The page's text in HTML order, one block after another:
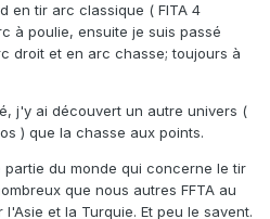
en tir arc classique ( FITA 4
à poulie, ensuite je suis passé
droit et en arc chasse; toujours à
j'y ai découvert un autre univers (
) que la chasse aux points.
du monde qui concerne le tir
que nous autres FFTA au
et la Turquie. Et peu le savent.